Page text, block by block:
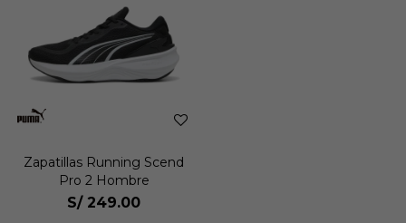
Zapatillas Running Scend
Pro 2 Hombre
S/ 249.00